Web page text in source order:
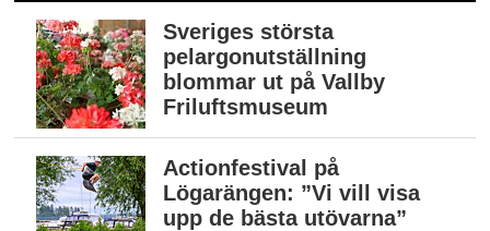
Sveriges största
pelargonutställning
blommar ut på Vallby
Friluftsmuseum
Actionfestival på
Lögarängen: ”Vi vill visa
upp de bästa utövarna”